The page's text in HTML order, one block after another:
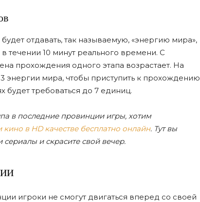
отдавать, так называемую, «энергию мира»,
течении 10 минут реального времени. С
прохождения одного этапа возрастает. На
энергии мира, чтобы приступить к прохождению
будет требоваться до 7 единиц.
в последние провинции игры, хотим
кино в HD качестве бесплатно онлайн. Тут вы
и скрасите свой вечер.
игроки не смогут двигаться вперед со своей